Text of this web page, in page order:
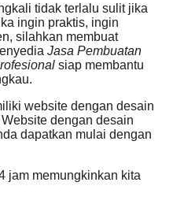
tidak terlalu sulit jika
ingin praktis, ingin
silahkan membuat
Jasa Pembuatan
siap membantu
website dengan desain
dengan desain
dapatkan mulai dengan
jam memungkinkan kita